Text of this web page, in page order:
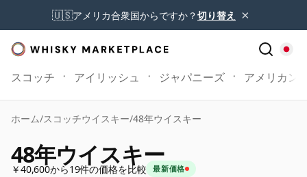
🇺🇸アメリカ合衆国からですか？切り替え ×
スコッチ アイリッシュ ジャパニーズ アメリカン
ホーム/スコッチウイスキー/48年ウイスキー
48年ウイスキー
￥40,600から19件の価格を比較 最新価格